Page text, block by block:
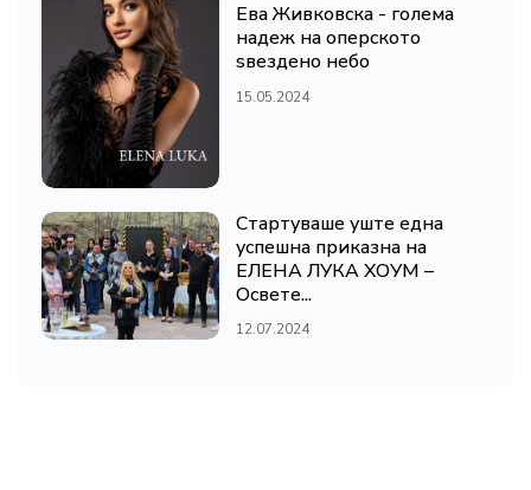
Ева Живковска - голема
надеж на оперското
ѕвездено небо
15.05.2024
Стартуваше уште една
успешна приказна на
ЕЛЕНА ЛУКА ХОУМ –
Освете...
12.07.2024